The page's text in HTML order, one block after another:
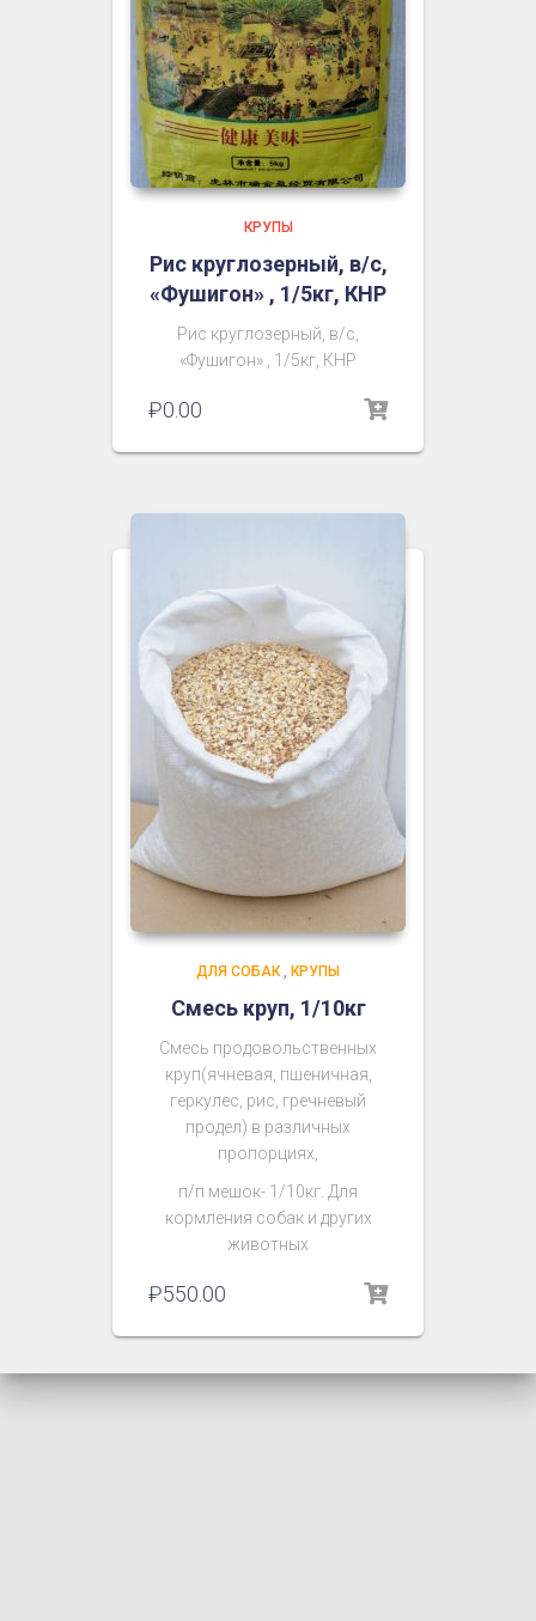
КРУПЫ
Рис круглозерный, в/с,
«Фушигон» , 1/5кг, КНР
Рис круглозерный, в/с,
«Фушигон» , 1/5кг, КНР
₽0.00
ДЛЯ СОБАК, КРУПЫ
Смесь круп, 1/10кг
Смесь продовольственных
круп(ячневая, пшеничная,
геркулес, рис, гречневый
продел) в различных
пропорциях,
п/п мешок- 1/10кг. Для
кормления собак и других
животных
₽550.00